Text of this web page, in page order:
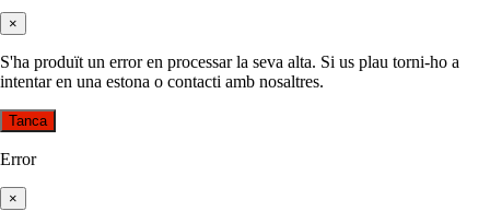
×
S'ha produït un error en processar la seva alta. Si us plau torni-ho a
intentar en una estona o contacti amb nosaltres.
Tanca
Error
×